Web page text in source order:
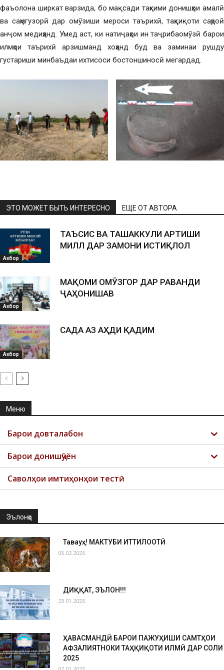
фаъолона ширкат варзида, бо мақсади таҳкими донишҳои амалӣ
ва саҳмгузорӣ дар омӯзиши мероси таърихӣ, таҳқиқоти саҳроӣ
анҷом медиҳанд. Умед аст, ки натиҷаҳои ин таҷрибаомӯзӣ барои
илмҳои таърихӣ арзишманд хоҳанд буд ва заминаи рушду
густариши минбаъдаи ихтисоси бостоншиносӣ мегардад.
ЭТО МОЖЕТ БЫТЬ ИНТЕРЕСНО ЕЩЕ ОТ АВТОРА
Ахбор
ТАЪСИС ВА ТАШАККУЛИ АРТИШИ
МИЛЛӢ ДАР ЗАМОНИ ИСТИҚЛОЛ
Ахбор
МАҚОМИ ОМӮЗГОР ДАР РАВАНДИ
ҶАҲОНИШАВӢ
Ахбор
САДА АЗ АҲДИ ҚАДИМ
Меню
Барои довталабон
Барои донишҷӯён
Саволҳои имтиҳонҳои тестӣ
Эълонҳо
Таваҷҷуҳ! МАКТУБИ ИТТИЛООТӢ
05.02.2025
ДИҚҚАТ, ЭЪЛОН!!!
23.01.2025
ҲАВАСМАНДӢ БАРОИ ПАЖУҲИШИ САМТҲОИ
АФЗАЛИЯТНОКИ ТАҲҚИҚОТИ ИЛМӢ ДАР СОЛИ
2025